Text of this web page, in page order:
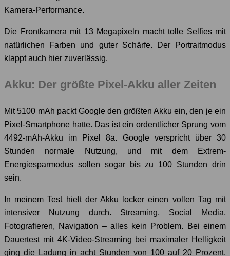
Kamera-Performance.
Die Frontkamera mit 13 Megapixeln macht tolle Selfies mit
natürlichen Farben und guter Schärfe. Der Portraitmodus
klappt auch hier zuverlässig.
Akku: Der größte Pixel-Akku aller Zeiten
Mit 5100 mAh packt Google den größten Akku ein, den je ein
Pixel-Smartphone hatte. Das ist ein ordentlicher Sprung vom
4492-mAh-Akku im Pixel 8a. Google verspricht über 30
Stunden normale Nutzung, und mit dem Extrem-
Energiesparmodus sollen sogar bis zu 100 Stunden drin
sein.
In meinem Test hielt der Akku locker einen vollen Tag mit
intensiver Nutzung durch. Streaming, Social Media,
Fotografieren, Navigation – alles kein Problem. Bei einem
Dauertest mit 4K-Video-Streaming bei maximaler Helligkeit
ging die Ladung in acht Stunden von 100 auf 20 Prozent.